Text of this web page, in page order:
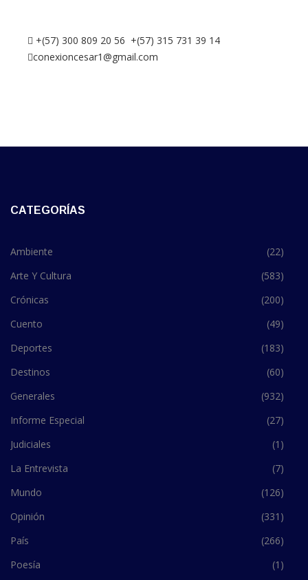
+(57) 300 809 20 56 +(57) 315 731 39 14
conexioncesar1@gmail.com
CATEGORÍAS
Ambiente
(22)
Arte Y Cultura
(583)
Crónicas
(200)
Cuento
(49)
Deportes
(183)
Destinos
(60)
Generales
(932)
Informe Especial
(27)
Judiciales
(1)
La Entrevista
(7)
Mundo
(126)
Opinión
(331)
País
(266)
Poesía
(1)